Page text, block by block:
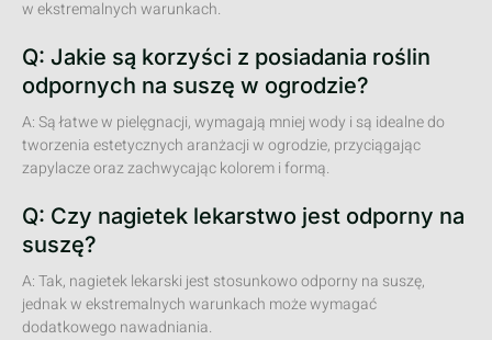
w ekstremalnych warunkach.
Q: Jakie są korzyści z posiadania roślin
odpornych na suszę w ogrodzie?
A: Są łatwe w pielęgnacji, wymagają mniej wody i są idealne do
tworzenia estetycznych aranżacji w ogrodzie, przyciągając
zapylacze oraz zachwycając kolorem i formą.
Q: Czy nagietek lekarstwo jest odporny na
suszę?
A: Tak, nagietek lekarski jest stosunkowo odporny na suszę,
jednak w ekstremalnych warunkach może wymagać
dodatkowego nawadniania.